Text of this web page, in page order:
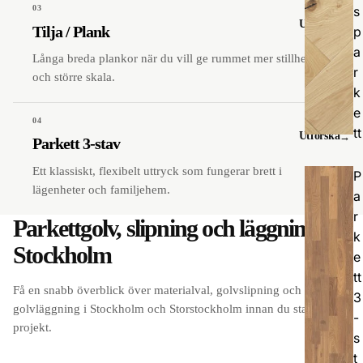
s
p
a
r
k
e
tt
P
a
r
k
e
tt
3
-
s
t
03
Tilja / Plank
Långa breda plankor när du vill ge rummet mer stillhet
och större skala.
Utforska
04
Parkett 3-stav
Ett klassiskt, flexibelt uttryck som fungerar brett i
lägenheter och familjehem.
Utforska
Parkettgolv, slipning och läggning i
Stockholm
Få en snabb överblick över materialval, golvslipning och
golvläggning i Stockholm och Storstockholm innan du startar ditt
projekt.